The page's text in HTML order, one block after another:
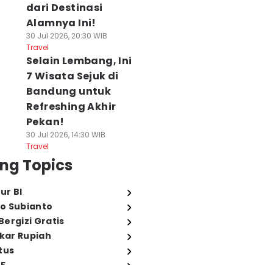
dari Destinasi
Alamnya Ini!
30 Jul 2026, 20:30 WIB
Travel
Selain Lembang, Ini
7 Wisata Sejuk di
Bandung untuk
Refreshing Akhir
Pekan!
30 Jul 2026, 14:30 WIB
Travel
Topics
BI
Subianto
Gratis
Rupiah